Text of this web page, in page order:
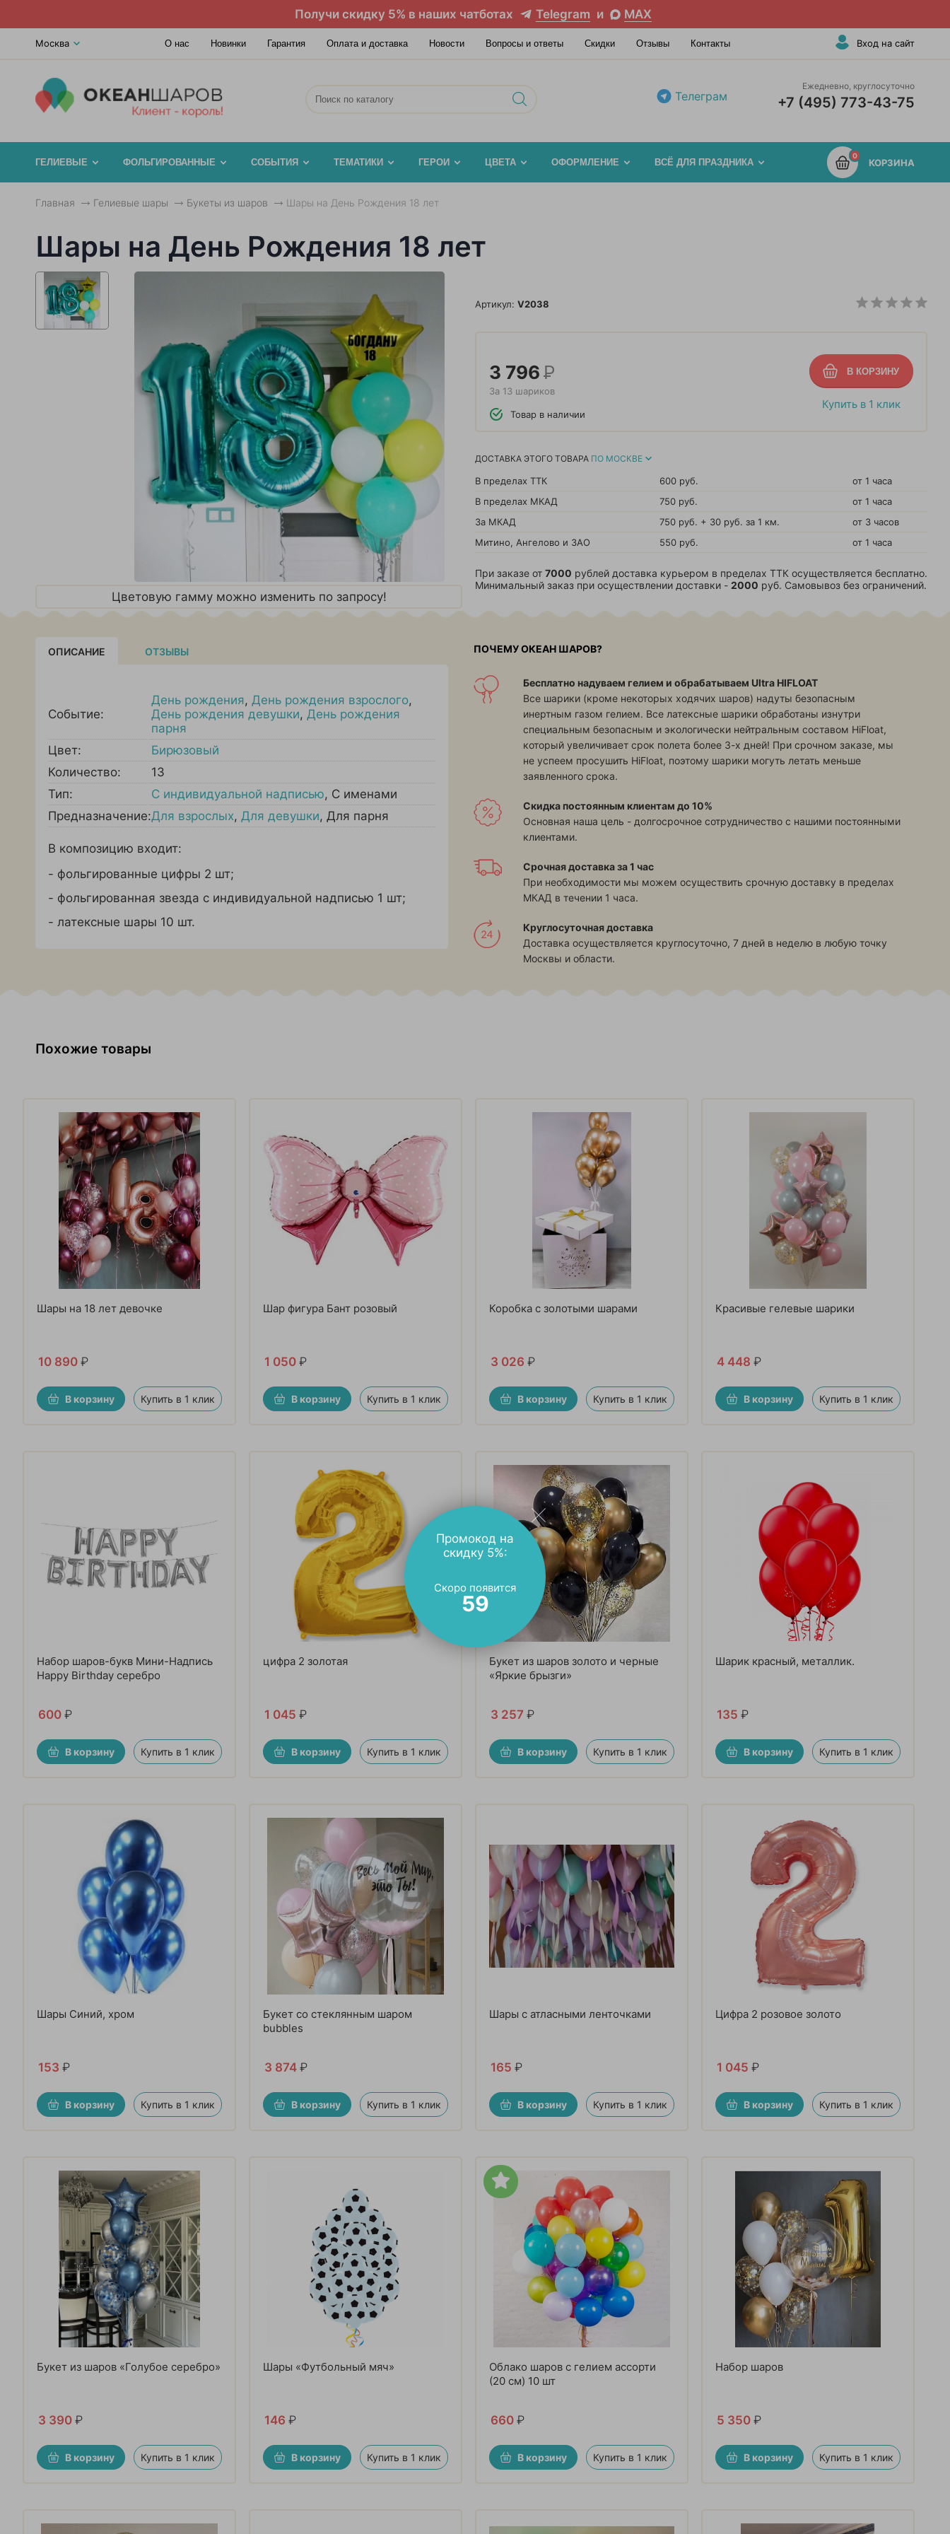
Получи скидку 5% в наших чатботах Telegram и MAX
Москва О нас Новинки Гарантия Оплата и доставка Новости Вопросы и ответы Скидки Отзывы Контакты Вход на сайт
Телеграм
Ежедневно, круглосуточно
+7 (495) 773-43-75
0
КОРЗИНА
ГЕЛИЕВЫЕ ФОЛЬГИРОВАННЫЕ СОБЫТИЯ ТЕМАТИКИ ГЕРОИ ЦВЕТА ОФОРМЛЕНИЕ ВСЁ ДЛЯ ПРАЗДНИКА
Главная Гелиевые шары Букеты из шаров Шары на День Рождения 18 лет
Шары на День Рождения 18 лет
Цветовую гамму можно изменить по запросу!
Артикул: V2038
Купить в 1 клик
3 796Р
За 13 шариков
Товар в наличии
ДОСТАВКА ЭТОГО ТОВАРА ПО МОСКВЕ
В пределах ТТК 600 руб.
от 1 часа
В пределах МКАД
750 руб.
от 1 часа
За МКАД
750 руб. + 30 руб. за 1 км.
от 3 часов
Митино, Ангелово и ЗАО
550 руб. от 1 часа
При заказе от 7000 рублей доставка курьером в пределах ТТК осуществляется бесплатно.
Минимальный заказ при осуществлении доставки - 2000 руб. Самовывоз без ограничений.
ОПИСАНИЕ ОТЗЫВЫ
Событие:
День рождения, День рождения взрослого,
День рождения девушки, День рождения
парня
Цвет:
Бирюзовый
Количество:
13
Тип:
С индивидуальной надписью, С именами
Предназначение:Для взрослых, Для девушки, Для парня
В композицию входит:
- фольгированные цифры 2 шт;
- фольгированная звезда с индивидуальной надписью 1 шт;
- латексные шары 10 шт.
ПОЧЕМУ ОКЕАН ШАРОВ?
Бесплатно надуваем гелием и обрабатываем Ultra HIFLOAT
Все шарики (кроме некоторых ходячих шаров) надуты безопасным
инертным газом гелием. Все латексные шарики обработаны изнутри
специальным безопасным и экологически нейтральным составом HiFloat,
который увеличивает срок полета более 3-х дней! При срочном заказе, мы
не успеем просушить HiFloat, поэтому шарики могуть летать меньше
заявленного срока.
Скидка постоянным клиентам до 10%
Основная наша цель - долгосрочное сотрудничество с нашими постоянными
клиентами.
Срочная доставка за 1 час
При необходимости мы можем осуществить срочную доставку в пределах
МКАД в течении 1 часа.
Круглосуточная доставка
Доставка осуществляется круглосуточно, 7 дней в неделю в любую точку
Москвы и области.
Похожие товары
Шары на 18 лет девочке
10 890 ₽
В корзину Купить в 1 клик
Шар фигура Бант розовый
1 050 ₽
В корзину Купить в 1 клик
Коробка с золотыми шарами
3 026 ₽
В корзину Купить в 1 клик
Красивые гелевые шарики
4 448 ₽
В корзину Купить в 1 клик
Набор шаров-букв Мини-Надпись
Happy Birthday серебро
600 ₽
В корзину Купить в 1 клик
цифра 2 золотая
1 045 ₽
В корзину Купить в 1 клик
Букет из шаров золото и черные
«Яркие брызги»
3 257 ₽
В корзину Купить в 1 клик
Шарик красный, металлик.
135 ₽
В корзину Купить в 1 клик
Шары Синий, хром
153 ₽
В корзину Купить в 1 клик
Букет со стеклянным шаром
bubbles
3 874 ₽
В корзину Купить в 1 клик
Шары с атласными ленточками
165 ₽
В корзину Купить в 1 клик
Цифра 2 розовое золото
1 045 ₽
В корзину Купить в 1 клик
Букет из шаров «Голубое серебро»
3 390 ₽
В корзину Купить в 1 клик
Шары «Футбольный мяч»
146 ₽
В корзину Купить в 1 клик
Облако шаров с гелием ассорти
(20 см) 10 шт
660 ₽
В корзину Купить в 1 клик
Набор шаров
5 350 ₽
В корзину Купить в 1 клик
Промокод на
скидку 5%:
Скоро появится
57